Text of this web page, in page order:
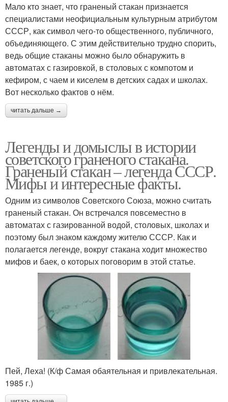
Мало кто знает, что граненый стакан признается
специалистами неофициальным культурным атрибутом
СССР, как символ чего-то общественного, публичного,
объединяющего. С этим действительно трудно спорить,
ведь общие стаканы можно было обнаружить в
автоматах с газировкой, в столовых с компотом и
кефиром, с чаем и киселем в детских садах и школах.
Вот несколько фактов о нём.
читать дальше →
Легенды и домыслы в истории
советского граненого стакана.
Граненый стакан – легенда СССР.
Мифы и интересные факты.
Одним из символов Советского Союза, можно считать
граненый стакан. Он встречался повсеместно в
автоматах с газированной водой, столовых, школах и
поэтому был знаком каждому жителю СССР. Как и
полагается легенде, вокруг стакана ходит множество
мифов и баек, о которых поговорим в этой статье.
Пей, Леха! (К/ф Самая обаятельная и привлекательная.
1985 г.)